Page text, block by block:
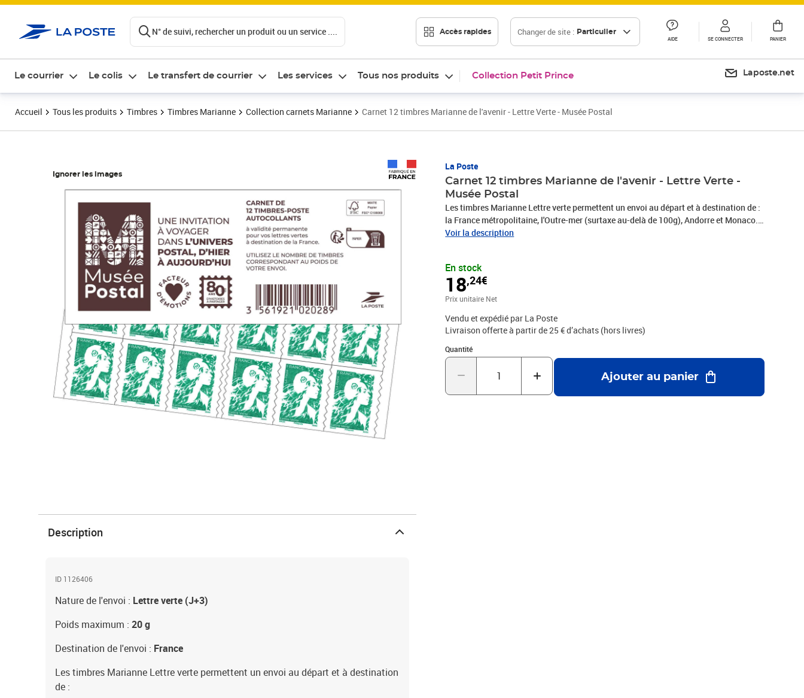
N° de suivi, rechercher un produit ou un service .... Accès rapides Changer de site : Particulier
AIDE SE CONNECTER PANIER
Le courrier Le colis Le transfert de courrier Les services Tous nos produits Collection Petit Prince Laposte.net
Accueil Tous les produits Timbres Timbres Marianne Collection carnets Marianne Carnet 12 timbres Marianne de l'avenir - Lettre Verte - Musée Postal
Ignorer les images
La Poste
Carnet 12 timbres Marianne de l'avenir - Lettre Verte -
Musée Postal
Les timbres Marianne Lettre verte permettent un envoi au départ et à destination de :
la France métropolitaine, l'Outre-mer (surtaxe au-delà de 100g), Andorre et Monaco.
Le Client est informé qu’il dispose d'un délai légal de 14 jours à compter de la date de
figurant en annexe 1 des CGV par voie postale : Service Client Internet - La Boutique -
99 999 La Poste Cedex
Voir la description
En stock
18,24€
Prix 18,24€
Prix unitaire Net
Vendu et expédié par La Poste
Livraison offerte à partir de 25 € d’achats (hors livres)
Quantité
Quantité : 1
Ajouter au panier
Description
ID 1126406
Nature de l'envoi : Lettre verte (J+3)
Poids maximum : 20 g
Destination de l'envoi : France
Les timbres Marianne Lettre verte permettent un envoi au départ et à destination
de :